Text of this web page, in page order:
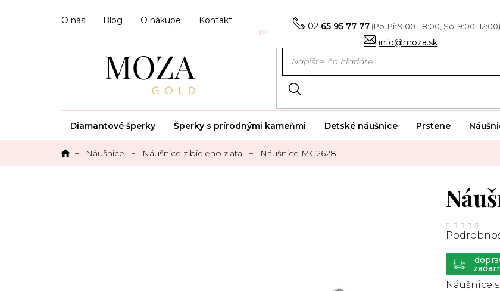
02 65 95 77 77
info@moza.sk
O nás Blog O nákupe Kontakt
Diamantové šperky Šperky s prírodnými kameňmi Detské náušnice Prstene
Náušnice Náušnice z bieleho zlata Náušnice MG2628
Náušnice
Priemerné
produktu
0,0